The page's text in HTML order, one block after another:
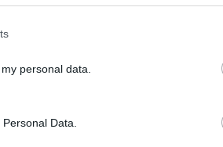
personal data.
Data.